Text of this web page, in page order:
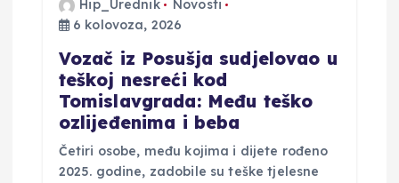
Hip_Urednik
Novosti
6 kolovoza, 2026
Vozač iz Posušja sudjelovao u
teškoj nesreći kod
Tomislavgrada: Među teško
ozlijeđenima i beba
Četiri osobe, među kojima i dijete rođeno
2025. godine, zadobile su teške tjelesne